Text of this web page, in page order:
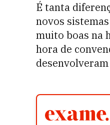
É tanta
novos
muito boas na
hora de